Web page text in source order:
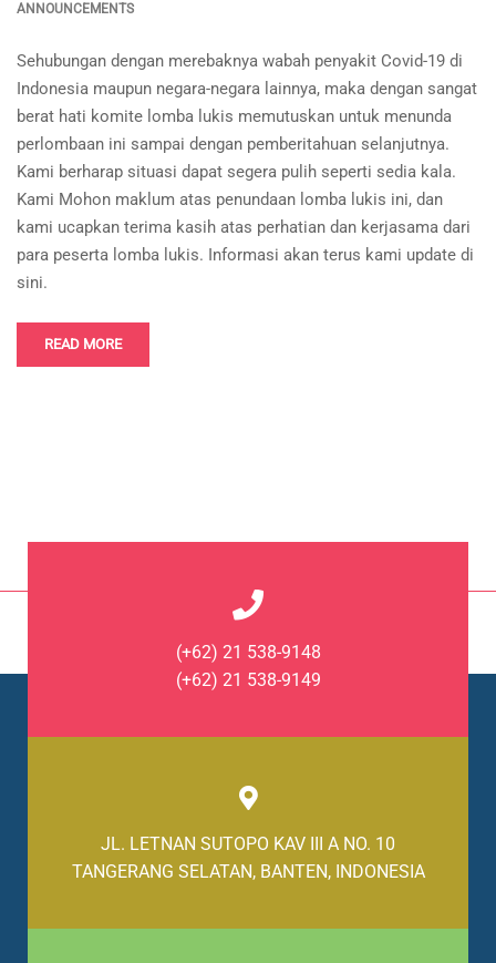
ANNOUNCEMENTS
Sehubungan dengan merebaknya wabah penyakit Covid-19 di
Indonesia maupun negara-negara lainnya, maka dengan sangat
berat hati komite lomba lukis memutuskan untuk menunda
perlombaan ini sampai dengan pemberitahuan selanjutnya.
Kami berharap situasi dapat segera pulih seperti sedia kala.
Kami Mohon maklum atas penundaan lomba lukis ini, dan
kami ucapkan terima kasih atas perhatian dan kerjasama dari
para peserta lomba lukis. Informasi akan terus kami update di
sini.
READ MORE
(+62) 21 538-9148
(+62) 21 538-9149
JL. LETNAN SUTOPO KAV III A NO. 10
TANGERANG SELATAN, BANTEN, INDONESIA